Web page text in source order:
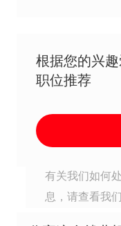
根据您的兴
职位推荐
有关我们如何
息，请查看我